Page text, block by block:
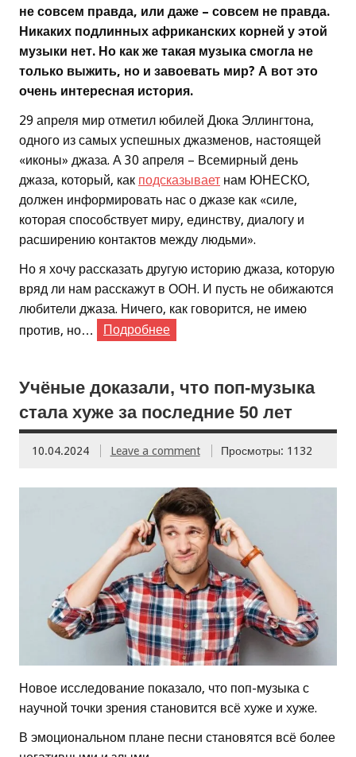
не совсем правда, или даже – совсем не правда.
Никаких подлинных африканских корней у этой
музыки нет. Но как же такая музыка смогла не
только выжить, но и завоевать мир? А вот это
очень интересная история.
29 апреля мир отметил юбилей Дюка Эллингтона,
одного из самых успешных джазменов, настоящей
«иконы» джаза. А 30 апреля – Всемирный день
джаза, который, как подсказывает нам ЮНЕСКО,
должен информировать нас о джазе как «силе,
которая способствует миру, единству, диалогу и
расширению контактов между людьми».
Но я хочу рассказать другую историю джаза, которую
вряд ли нам расскажут в ООН. И пусть не обижаются
любители джаза. Ничего, как говорится, не имею
против, но…
Подробнее
Учёные доказали, что поп-музыка
стала хуже за последние 50 лет
10.04.2024 Leave a comment Просмотры: 1132
Новое исследование показало, что поп-музыка с
научной точки зрения становится всё хуже и хуже.
В эмоциональном плане песни становятся всё более